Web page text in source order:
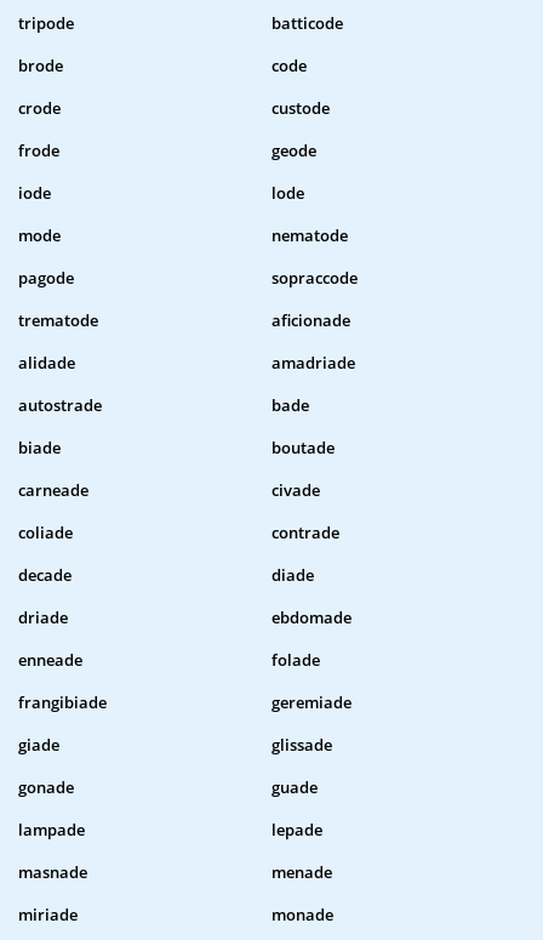
tripode
batticode
brode
code
crode
custode
frode
geode
iode
lode
mode
nematode
pagode
sopraccode
trematode
aficionade
alidade
amadriade
autostrade
bade
biade
boutade
carneade
civade
coliade
contrade
decade
diade
driade
ebdomade
enneade
folade
frangibiade
geremiade
giade
glissade
gonade
guade
lampade
lepade
masnade
menade
miriade
monade